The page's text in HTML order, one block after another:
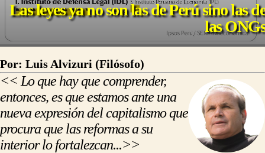
Las leyes ya no son las de Perú sino las
las
Por: Luis Alvizuri (Filósofo)
<< Lo que hay que comprender,
entonces, es que estamos ante una
nueva expresión del capitalismo que
procura que las reformas a su
interior lo fortalezcan...>>